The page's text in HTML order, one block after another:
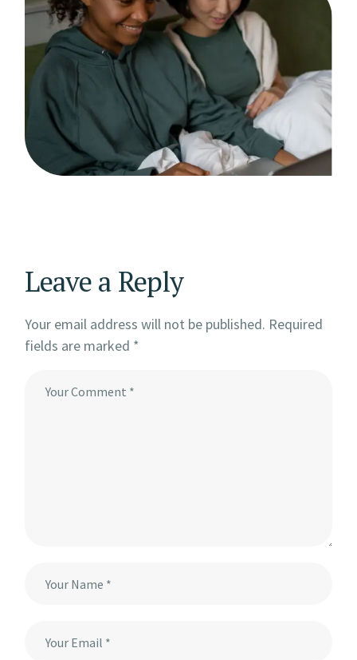
Leave a Reply
Your email address will not be published. Required
fields are marked *